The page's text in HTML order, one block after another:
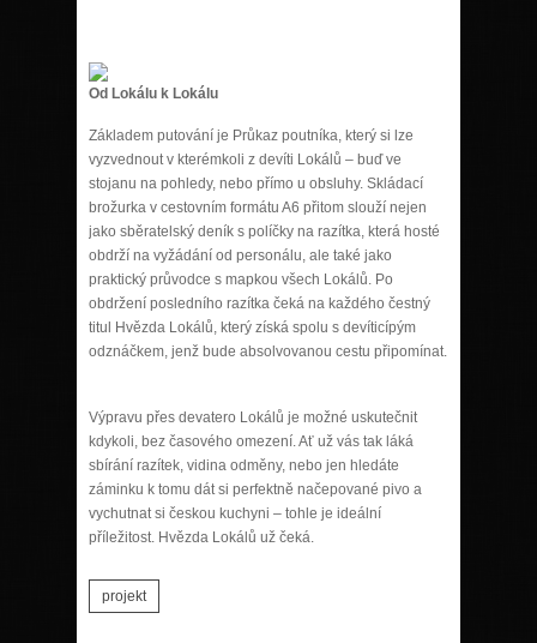
Od Lokálu k Lokálu
Základem putování je Průkaz poutníka, který si lze
vyzvednout v kterémkoli z devíti Lokálů – buď ve
stojanu na pohledy, nebo přímo u obsluhy. Skládací
brožurka v cestovním formátu A6 přitom slouží nejen
jako sběratelský deník s políčky na razítka, která hosté
obdrží na vyžádání od personálu, ale také jako
praktický průvodce s mapkou všech Lokálů. Po
obdržení posledního razítka čeká na každého čestný
titul Hvězda Lokálů, který získá spolu s devíticípým
odznáčkem, jenž bude absolvovanou cestu připomínat.
Výpravu přes devatero Lokálů je možné uskutečnit
kdykoli, bez časového omezení. Ať už vás tak láká
sbírání razítek, vidina odměny, nebo jen hledáte
záminku k tomu dát si perfektně načepované pivo a
vychutnat si českou kuchyni – tohle je ideální
příležitost. Hvězda Lokálů už čeká.
projekt